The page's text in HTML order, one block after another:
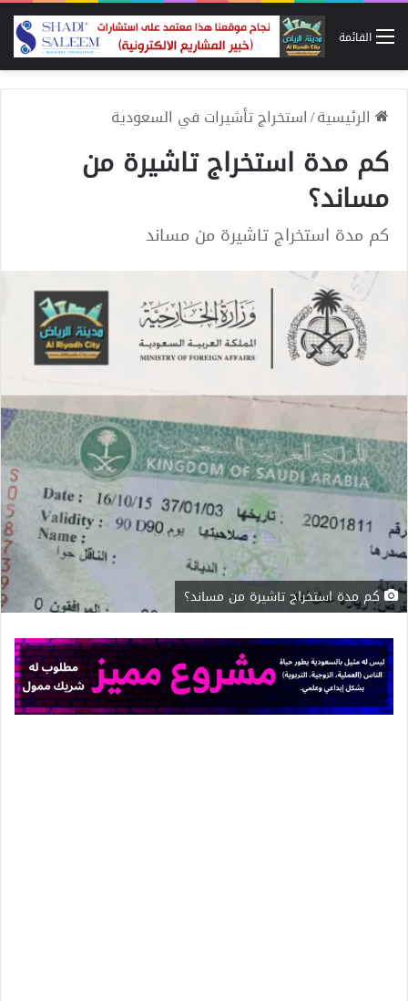
القائمة
الرئيسية/استخراج تأشيرات في السعودية
كم مدة استخراج تاشيرة من
مساند؟
كم مدة استخراج تاشيرة من مساند
كم مدة استخراج تاشيرة من مساند؟